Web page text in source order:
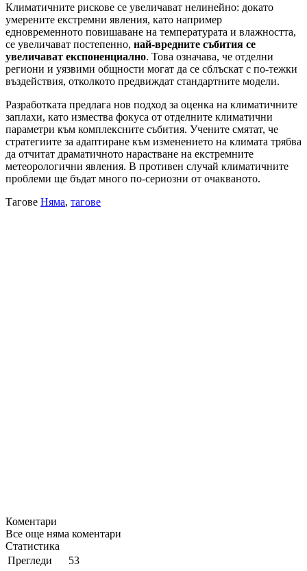
Климатичните рискове се увеличават нелинейно: докато
умерените екстремни явления, като например
едновременното повишаване на температурата и влажността,
се увеличават постепенно, най-вредните събития се
увеличават експоненциално. Това означава, че отделни
региони и уязвими общности могат да се сблъскат с по-тежки
въздействия, отколкото предвиждат стандартните модели.
Разработката предлага нов подход за оценка на климатичните
заплахи, като измества фокуса от отделните климатични
параметри към комплексните събития. Учените смятат, че
стратегиите за адаптиране към изменението на климата трябва
да отчитат драматичното нарастване на екстремните
метеорологични явления. В противен случай климатичните
проблеми ще бъдат много по-сериозни от очакваното.
Тагове Няма, тагове
Коментари
Все още няма коментари
Статистика
Прегледи
53